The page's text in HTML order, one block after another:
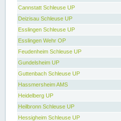
Cannstatt Schleuse UP
Deizisau Schleuse UP
Esslingen Schleuse UP
Esslingen Wehr OP
Feudenheim Schleuse UP
Gundelsheim UP
Guttenbach Schleuse UP
Hassmersheim AMS
Heidelberg UP
Heilbronn Schleuse UP
Hessigheim Schleuse UP